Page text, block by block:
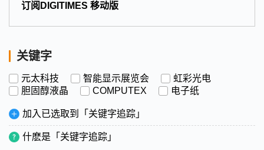
订阅DIGITIMES 移动版
关键字
元太科技 智能显示展览会
虹彩光电
胆固醇液晶
COMPUTEX 电子纸
加入已选取到「关键字追踪」
什麽是「关键字追踪」